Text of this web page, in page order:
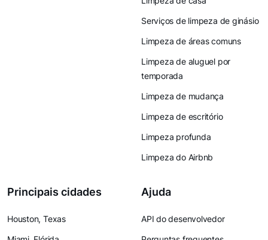
Serviços de limpeza de ginásio
Limpeza de áreas comuns
Limpeza de aluguel por
temporada
Limpeza de mudança
Limpeza de escritório
Limpeza profunda
Limpeza do Airbnb
Principais cidades
Houston, Texas
Ajuda
API do desenvolvedor